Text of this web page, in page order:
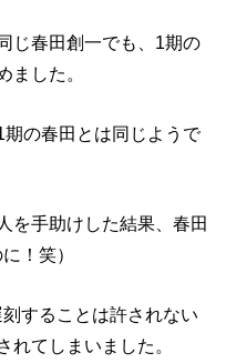
じ春田創一でも、1期の
ました。
の春田とは同じようで
を手助けした結果、春田
！笑）
することは許されない
れてしまいました。